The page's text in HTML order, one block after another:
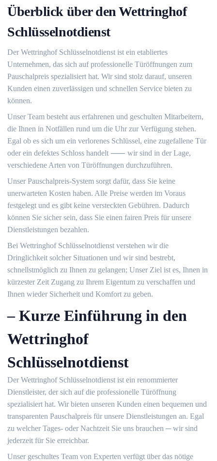
Überblick über den Wettringhof
Schlüsselnotdienst
Der Wettringhof Schlüsselnotdienst ist ein etabliertes
Unternehmen, das sich auf professionelle Türöffnungen zum
Pauschalpreis spezialisiert hat.​ Wir sind stolz darauf, unseren
Kunden einen zuverlässigen und schnellen Service bieten zu
können.​
Unser Team besteht aus erfahrenen und geschulten Mitarbeitern,
die Ihnen in Notfällen rund um die Uhr zur Verfügung stehen.​
Egal ob es sich um ein verlorenes Schlüssel, eine zugefallene Tür
oder ein defektes Schloss handelt ⸺ wir sind in der Lage,
verschiedene Arten von Türöffnungen durchzuführen.​
Unser Pauschalpreis-System sorgt dafür, dass Sie keine
unerwarteten Kosten haben.​ Alle Preise werden im Voraus
festgelegt und es gibt keine versteckten Gebühren.​ Dadurch
können Sie sicher sein, dass Sie einen fairen Preis für unsere
Dienstleistungen bezahlen.​
Bei Wettringhof Schlüsselnotdienst verstehen wir die
Dringlichkeit solcher Situationen und wir sind bestrebt,
schnellstmöglich zu Ihnen zu gelangen; Unser Ziel ist es, Ihnen in
kürzester Zeit Zugang zu Ihrem Eigentum zu verschaffen und
Ihnen wieder Sicherheit und Komfort zu geben.​
– Kurze Einführung in den
Wettringhof
Schlüsselnotdienst
Der Wettringhof Schlüsselnotdienst ist ein renommierter
Dienstleister, der sich auf die professionelle Türöffnung
spezialisiert hat.​ Wir bieten unseren Kunden einen bequemen und
transparenten Pauschalpreis für unsere Dienstleistungen an.​ Egal
zu welcher Tages- oder Nachtzeit Sie uns brauchen ─ wir sind
jederzeit für Sie erreichbar.​
Unser geschultes Team von Experten verfügt über das nötige